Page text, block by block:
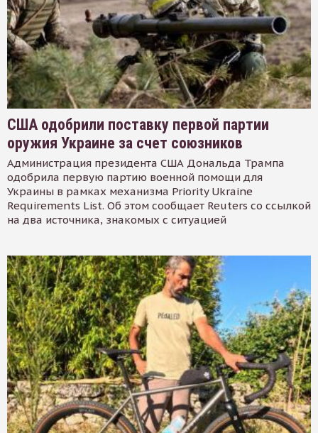
США одобрили поставку первой партии
оружия Украине за счет союзников
Администрация президента США Дональда Трампа
одобрила первую партию военной помощи для
Украины в рамках механизма Priority Ukraine
Requirements List. Об этом сообщает Reuters со ссылкой
на два источника, знакомых с ситуацией